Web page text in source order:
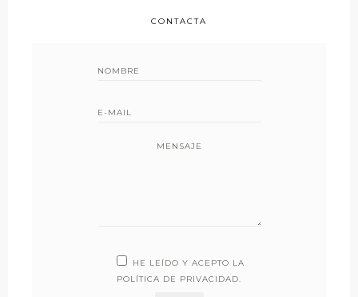
CONTACTA
MENSAJE
HE LEÍDO Y ACEPTO LA
POLÍTICA DE PRIVACIDAD.